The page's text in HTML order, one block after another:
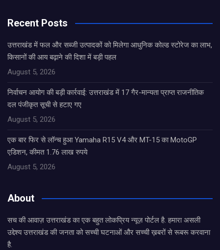
Recent Posts
उत्तराखंड में फल और सब्जी उत्पादकों को मिलेगा आधुनिक कोल्ड स्टोरेज का लाभ,
किसानों की आय बढ़ाने की दिशा में बड़ी पहल
August 5, 2026
निर्वाचन आयोग की बड़ी कार्रवाई: उत्तराखंड में 17 गैर-मान्यता प्राप्त राजनीतिक
दल पंजीकृत सूची से हटाए गए
August 5, 2026
एक बार फिर से लॉन्च हुआ Yamaha R15 V4 और MT-15 का MotoGP
एडिशन, कीमत 1.76 लाख रुपये
August 5, 2026
About
सच की आवाज़ उत्तराखंड का एक बहुत लोकप्रिय न्यूज़ पोर्टल है. हमारा असली
उद्देश्य उत्तराखंड की जनता को सच्ची घटनाओं और सच्ची ख़बरों से रूबरू करवाना
है.